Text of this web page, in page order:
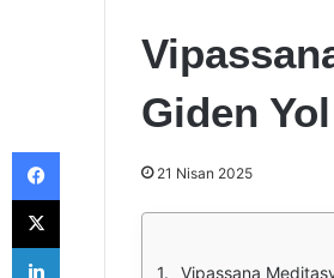
Giden Yol
21 Nisan 2025
Vipassana
Facebook
X
LinkedIn